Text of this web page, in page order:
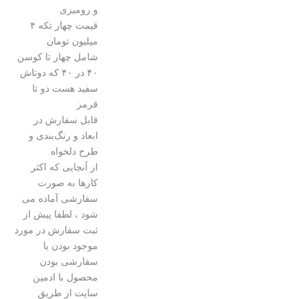
و رومیزی
قیمت چهار تکه ۴
میلیون تومان
شامل چهار تا کوسن
۴۰ در ۴۰ که دوتاش
سفید هست دو تا
قرمز
قابل سفارش در
ابعاد و رنگ‌بندی و
طرح دلخواه
از آنجایی که اکثر
کارها به صورت
سفارشی آماده می
شود ، لطفا پیش از
ثبت سفارش در مورد
موجود بودن یا
سفارشی بودن
محصول با ادمین
سایت از طریق